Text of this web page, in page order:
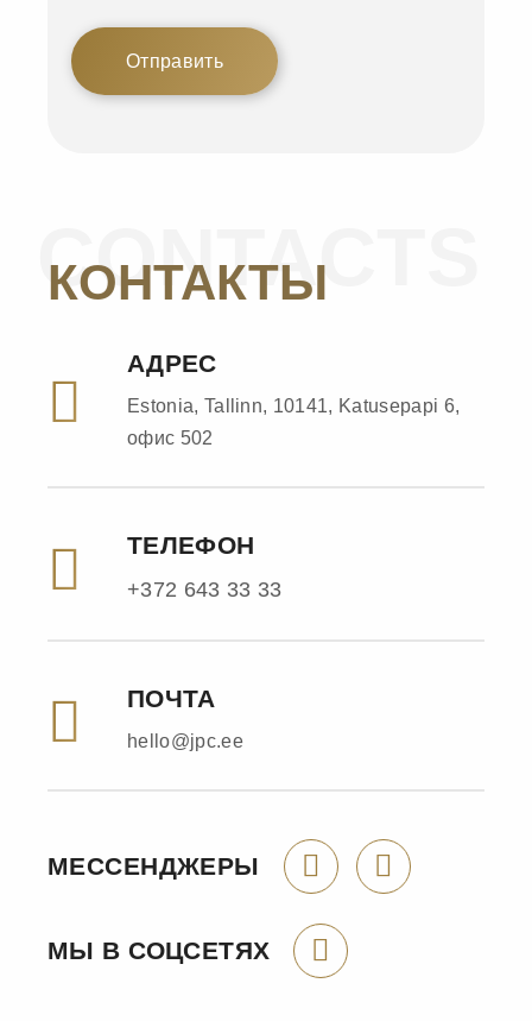
CONTACTS
КОНТАКТЫ
АДРЕС
Estonia, Tallinn, 10141, Katusepapi 6,
офис 502
ТЕЛЕФОН
+372 643 33 33
ПОЧТА
hello@jpc.ee
МЕССЕНДЖЕРЫ
МЫ В СОЦСЕТЯХ
Отправить